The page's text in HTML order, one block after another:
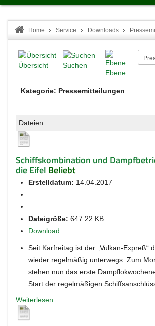
Home Service Downloads
Übersicht
Suchen
Ebene
Kategorie: Pressemitteilungen
Dateien:
Schiffskombination und
die Eifel Beliebt
Erstelldatum: 14.04.2017
Dateigröße: 647.22 KB
Download
Seit Karfreitag ist der „Vulkan-Expreß“
wieder regelmäßig unterwegs. Zum
stehen nun das erste
Start der regelmäßigen
Weiterlesen...